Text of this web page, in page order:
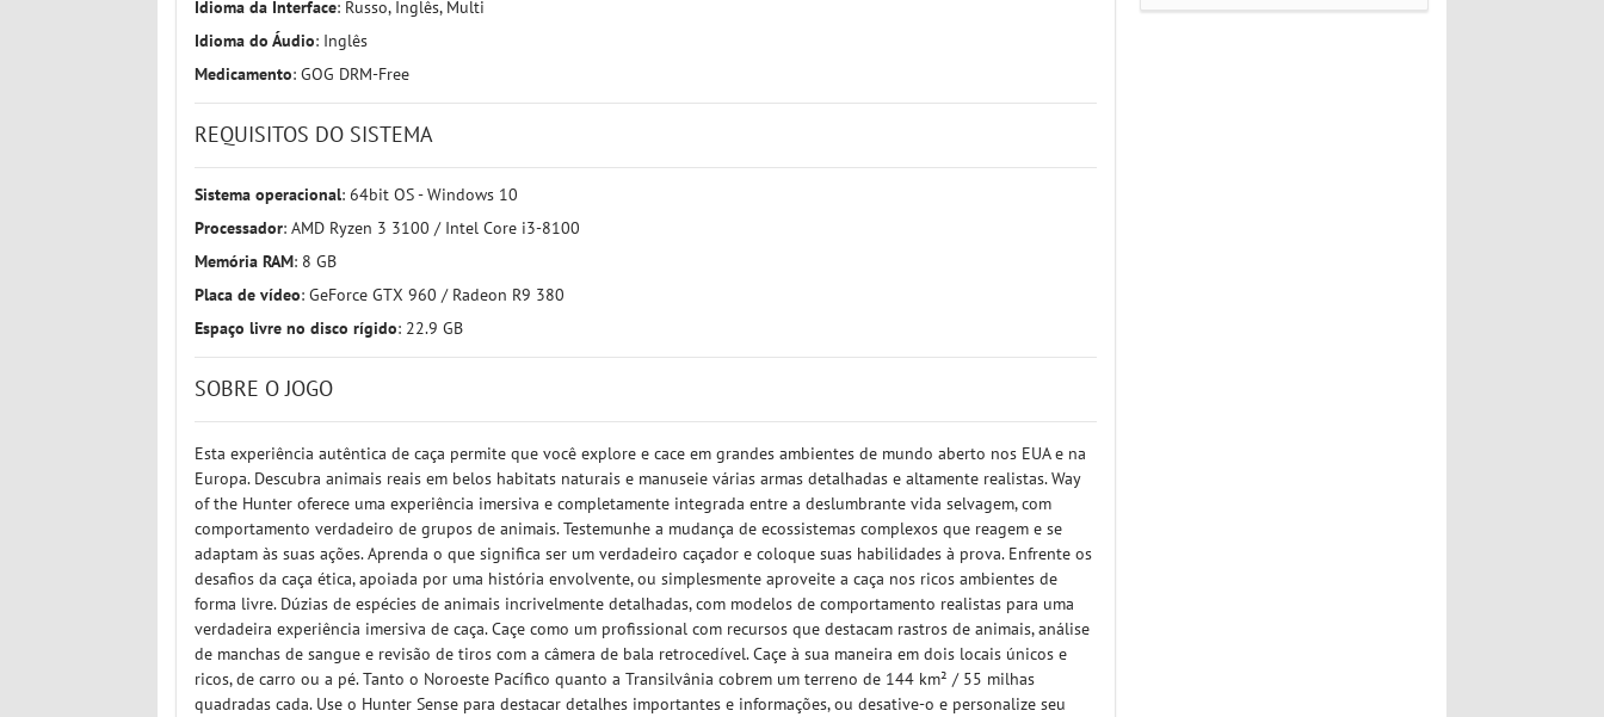
Idioma da Interface: Russo, Inglês, Multi
Idioma do Áudio: Inglês
Medicamento: GOG DRM-Free
REQUISITOS DO SISTEMA
Sistema operacional: 64bit OS - Windows 10
Processador: AMD Ryzen 3 3100 / Intel Core i3-8100
Memória RAM: 8 GB
Placa de vídeo: GeForce GTX 960 / Radeon R9 380
Espaço livre no disco rígido: 22.9 GB
SOBRE O JOGO
Esta experiência autêntica de caça permite que você explore e cace em grandes ambientes de mundo aberto nos EUA e na
Europa. Descubra animais reais em belos habitats naturais e manuseie várias armas detalhadas e altamente realistas. Way
of the Hunter oferece uma experiência imersiva e completamente integrada entre a deslumbrante vida selvagem, com
comportamento verdadeiro de grupos de animais. Testemunhe a mudança de ecossistemas complexos que reagem e se
adaptam às suas ações. Aprenda o que significa ser um verdadeiro caçador e coloque suas habilidades à prova. Enfrente os
desafios da caça ética, apoiada por uma história envolvente, ou simplesmente aproveite a caça nos ricos ambientes de
forma livre. Dúzias de espécies de animais incrivelmente detalhadas, com modelos de comportamento realistas para uma
verdadeira experiência imersiva de caça. Caçe como um profissional com recursos que destacam rastros de animais, análise
de manchas de sangue e revisão de tiros com a câmera de bala retrocedível. Caçe à sua maneira em dois locais únicos e
ricos, de carro ou a pé. Tanto o Noroeste Pacífico quanto a Transilvânia cobrem um terreno de 144 km² / 55 milhas
quadradas cada. Use o Hunter Sense para destacar detalhes importantes e informações, ou desative-o e personalize seu